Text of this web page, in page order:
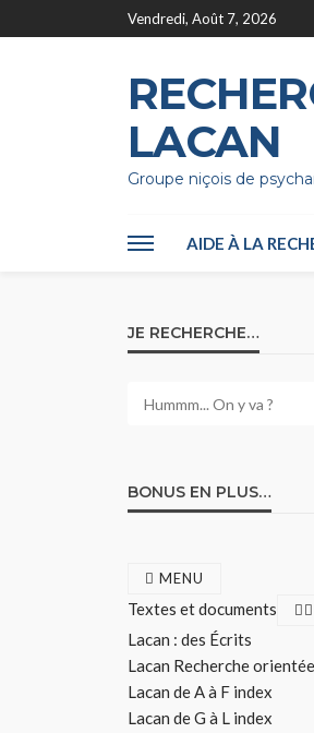
Vendredi, Août 7, 2026
LACAN
Groupe niçois de
AIDE À LA
JE RECHERCHE…
BONUS EN PLUS…
MENU
Textes et documents
Lacan : des Écrits
Lacan Recherche orientée
Lacan de A à F index
Lacan de G à L index